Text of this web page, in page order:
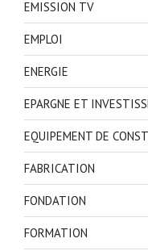
EMISSION TV
EMPLOI
ENERGIE
EPARGNE ET
EQUIPEMENT DE
FABRICATION
FONDATION
FORMATION